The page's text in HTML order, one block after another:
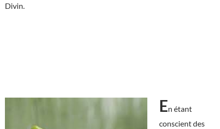
Divin.
En étant
conscient des